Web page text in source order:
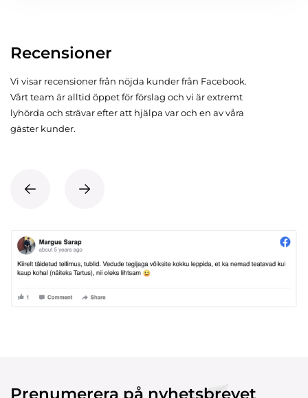
Recensioner
Vi visar recensioner från nöjda kunder från Facebook.
Vårt team är alltid öppet för förslag och vi är extremt
lyhörda och strävar efter att hjälpa var och en av våra
gäster kunder.